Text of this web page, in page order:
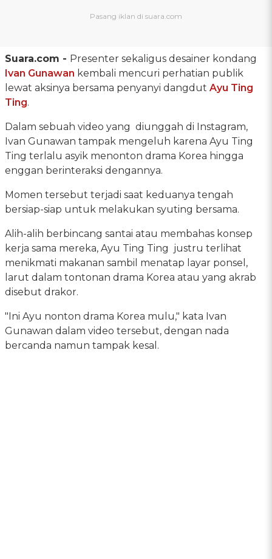
Suara.com - Presenter sekaligus desainer kondang
Ivan Gunawan kembali mencuri perhatian publik
lewat aksinya bersama penyanyi dangdut Ayu Ting
Ting.
Dalam sebuah video yang diunggah di Instagram,
Ivan Gunawan tampak mengeluh karena Ayu Ting
Ting terlalu asyik menonton drama Korea hingga
enggan berinteraksi dengannya.
Momen tersebut terjadi saat keduanya tengah
bersiap-siap untuk melakukan syuting bersama.
Alih-alih berbincang santai atau membahas konsep
kerja sama mereka, Ayu Ting Ting justru terlihat
menikmati makanan sambil menatap layar ponsel,
larut dalam tontonan drama Korea atau yang akrab
disebut drakor.
"Ini Ayu nonton drama Korea mulu," kata Ivan
Gunawan dalam video tersebut, dengan nada
bercanda namun tampak kesal.